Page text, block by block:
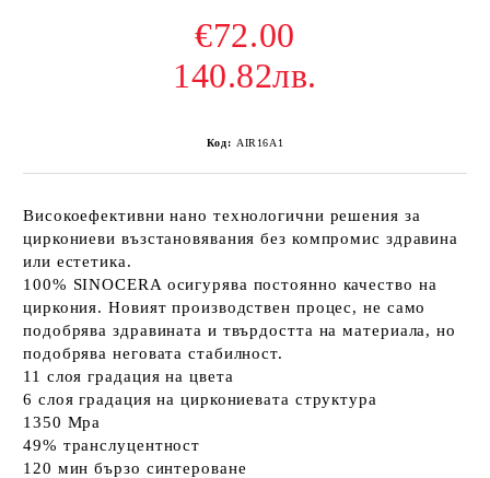
€72.00
140.82лв.
Код: AIR16A1
Високоефективни нано технологични решения за
циркониеви възстановявания без компромис здравина
или естетика.
100% SINOCERA осигурява постоянно качество на
циркония. Новият производствен процес, не само
подобрява здравината и твърдостта на материала, но
подобрява неговата стабилност.
11 слоя градация на цвета
6 слоя градация на циркониевата структура
1350 Mpa
49% транслуцентност
120 мин бързо синтероване